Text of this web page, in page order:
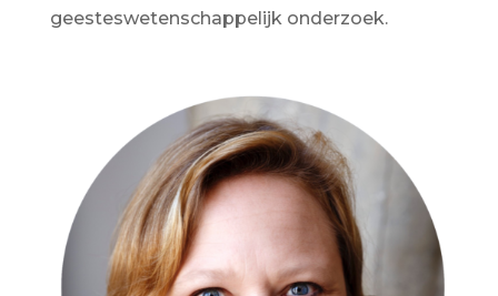
geesteswetenschappelijk onderzoek.